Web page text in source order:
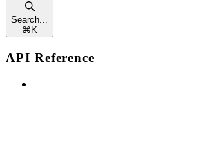
Search...
⌘ K
API Reference